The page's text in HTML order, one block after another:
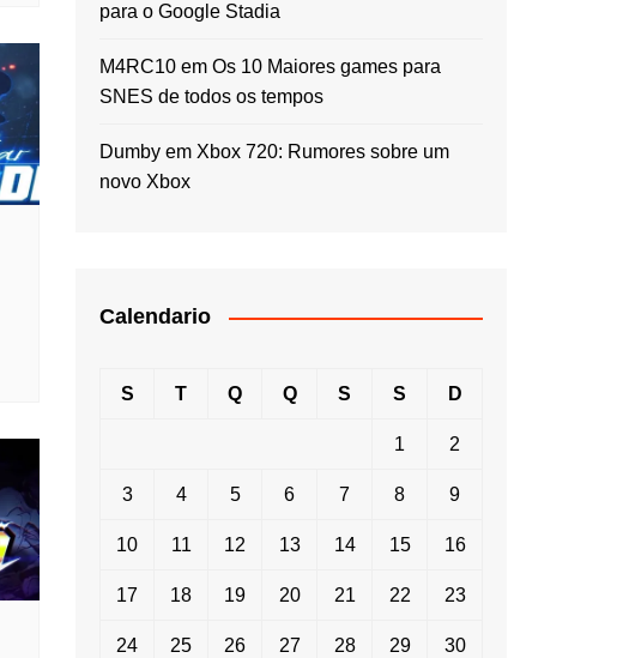
para o Google Stadia
M4RC10 em Os 10 Maiores games para
SNES de todos os tempos
Dumby em Xbox 720: Rumores sobre um
novo Xbox
Calendario
S T Q Q S S D
1 2
3 4 5 6 7 8 9
10 11 12 13 14 15 16
17 18 19 20 21 22 23
24 25 26 27 28 29 30